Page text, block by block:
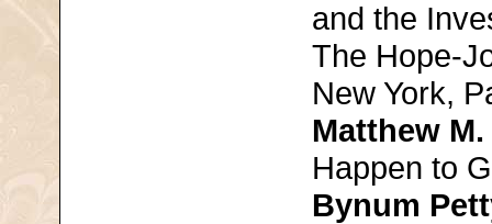
and the
The Hope-
New York,
Matthew
Happen to
Bynum